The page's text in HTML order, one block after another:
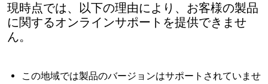
現時点では、以下の理由により、お客様の製品
に関するオンラインサポートを提供できませ
ん。
この地域では製品のバージョンはサポートされていませ